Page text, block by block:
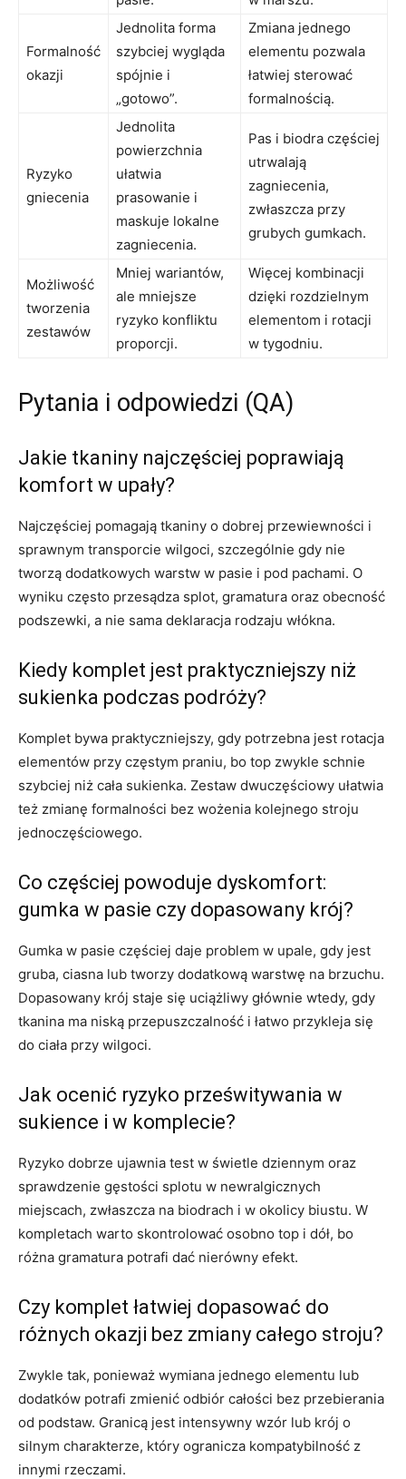
Formalność
okazji
Jednolita forma
szybciej wygląda
spójnie i
„gotowo”.
Zmiana jednego
elementu pozwala
łatwiej sterować
formalnością.
Ryzyko
gniecenia
Jednolita
powierzchnia
ułatwia
prasowanie i
maskuje lokalne
zagniecenia.
Pas i biodra częściej
utrwalają
zagniecenia,
zwłaszcza przy
grubych gumkach.
Możliwość
tworzenia
zestawów
Mniej wariantów,
ale mniejsze
ryzyko konfliktu
proporcji.
Więcej kombinacji
dzięki rozdzielnym
elementom i rotacji
w tygodniu.
Pytania i odpowiedzi (QA)
Jakie tkaniny najczęściej poprawiają
komfort w upały?
Najczęściej pomagają tkaniny o dobrej przewiewności i
sprawnym transporcie wilgoci, szczególnie gdy nie
tworzą dodatkowych warstw w pasie i pod pachami. O
wyniku często przesądza splot, gramatura oraz obecność
podszewki, a nie sama deklaracja rodzaju włókna.
Kiedy komplet jest praktyczniejszy niż
sukienka podczas podróży?
Komplet bywa praktyczniejszy, gdy potrzebna jest rotacja
elementów przy częstym praniu, bo top zwykle schnie
szybciej niż cała sukienka. Zestaw dwuczęściowy ułatwia
też zmianę formalności bez wożenia kolejnego stroju
jednoczęściowego.
Co częściej powoduje dyskomfort:
gumka w pasie czy dopasowany krój?
Gumka w pasie częściej daje problem w upale, gdy jest
gruba, ciasna lub tworzy dodatkową warstwę na brzuchu.
Dopasowany krój staje się uciążliwy głównie wtedy, gdy
tkanina ma niską przepuszczalność i łatwo przykleja się
do ciała przy wilgoci.
Jak ocenić ryzyko prześwitywania w
sukience i w komplecie?
Ryzyko dobrze ujawnia test w świetle dziennym oraz
sprawdzenie gęstości splotu w newralgicznych
miejscach, zwłaszcza na biodrach i w okolicy biustu. W
kompletach warto skontrolować osobno top i dół, bo
różna gramatura potrafi dać nierówny efekt.
Czy komplet łatwiej dopasować do
różnych okazji bez zmiany całego stroju?
Zwykle tak, ponieważ wymiana jednego elementu lub
dodatków potrafi zmienić odbiór całości bez przebierania
od podstaw. Granicą jest intensywny wzór lub krój o
silnym charakterze, który ogranicza kompatybilność z
innymi rzeczami.